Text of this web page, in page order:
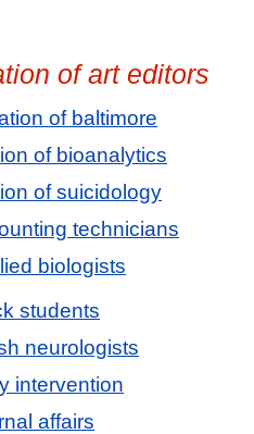
of art editors
of baltimore
of bioanalytics
of suicidology
technicians
biologists
students
neurologists
intervention
affairs